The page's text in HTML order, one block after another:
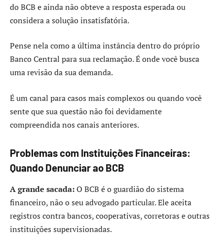
do BCB e ainda não obteve a resposta esperada ou
considera a solução insatisfatória.
Pense nela como a última instância dentro do próprio
Banco Central para sua reclamação. É onde você busca
uma revisão da sua demanda.
É um canal para casos mais complexos ou quando você
sente que sua questão não foi devidamente
compreendida nos canais anteriores.
Problemas com Instituições Financeiras:
Quando Denunciar ao BCB
A grande sacada:O BCB é o guardião do sistema
financeiro, não o seu advogado particular. Ele aceita
registros contra bancos, cooperativas, corretoras e outras
instituições supervisionadas.